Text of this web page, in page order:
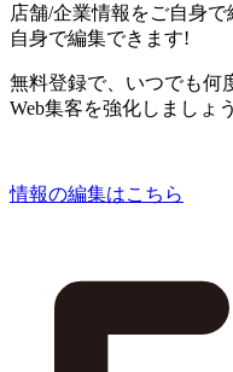
店舗/企業情報をご自身
自身で編集できます!
無料登録で、いつでも何
Web集客を強化しましょう
情報の編集はこちら